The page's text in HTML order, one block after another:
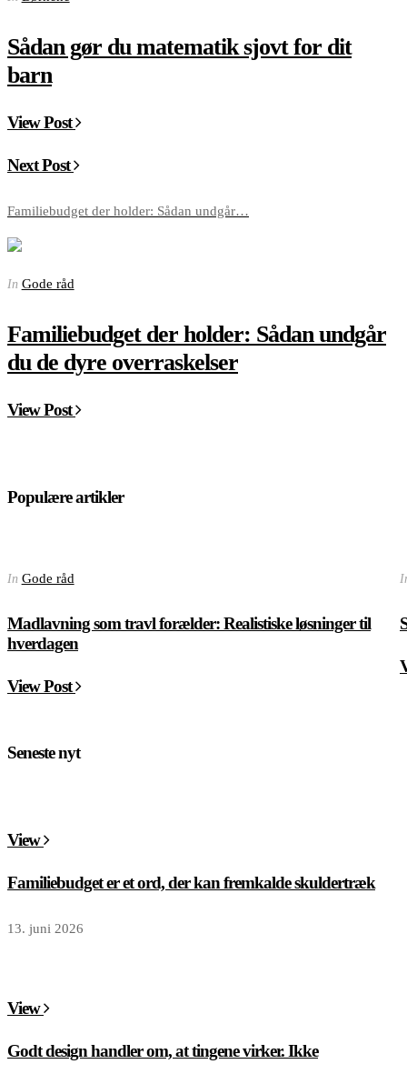
Sådan gør du matematik sjovt for dit
barn
View Post
Next Post
Familiebudget der holder: Sådan undgår…
In Gode råd
Familiebudget der holder: Sådan undgår
du de dyre overraskelser
View Post
Populære artikler
In Gode råd
Madlavning som travl forælder: Realistiske løsninger til
hverdagen
View Post
Seneste nyt
View
Familiebudget er et ord, der kan fremkalde skuldertræk
13. juni 2026
View
Godt design handler om, at tingene virker. Ikke